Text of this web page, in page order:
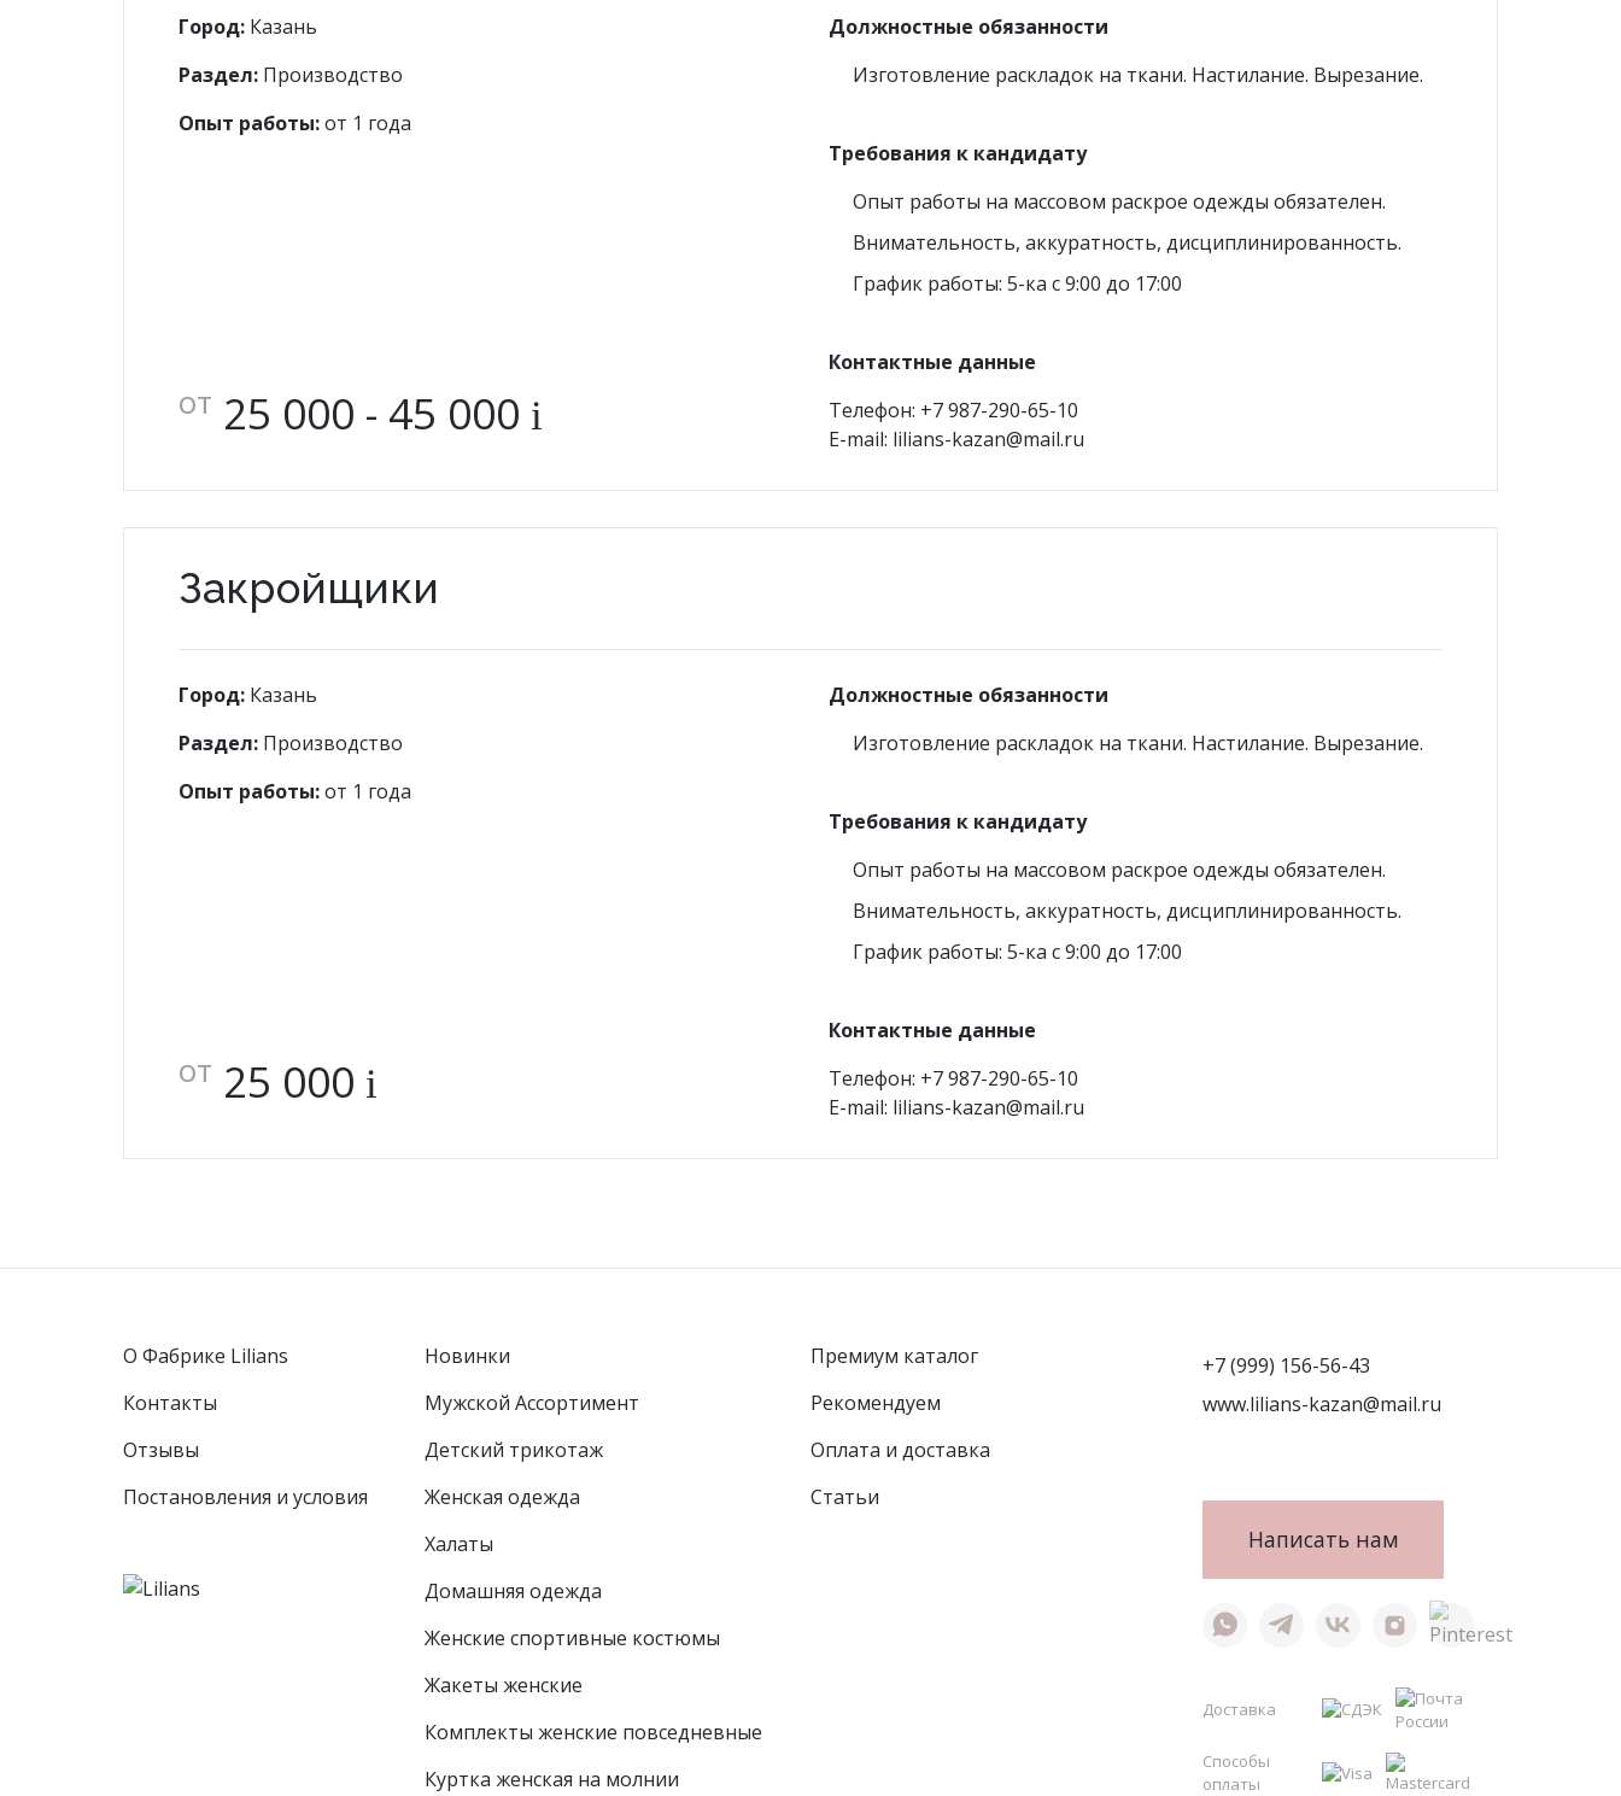
Город: Казань
Раздел: Производство
Опыт работы:от 1 года
от 25 000 - 45 000 i
Должностные обязанности
Изготовление раскладок на ткани. Настилание. Вырезание.
Требования к кандидату
Опыт работы на массовом раскрое одежды обязателен.
Внимательность, аккуратность, дисциплинированность.
График работы: 5-ка с 9:00 до 17:00
Контактные данные
Телефон: +7 987-290-65-10
E-mail: lilians-kazan@mail.ru
Закройщики
Город: Казань
Раздел: Производство
Опыт работы:от 1 года
от 25 000 i
Должностные обязанности
Изготовление раскладок на ткани. Настилание. Вырезание.
Требования к кандидату
Опыт работы на массовом раскрое одежды обязателен.
Внимательность, аккуратность, дисциплинированность.
График работы: 5-ка с 9:00 до 17:00
Контактные данные
Телефон: +7 987-290-65-10
E-mail: lilians-kazan@mail.ru
О Фабрике Lilians
Контакты
Отзывы
Постановления и условия
Новинки
Мужской Ассортимент
Детcкий трикотаж
Женская одежда
Халаты
Домашняя одежда
Женские спортивные костюмы
Жакеты женские
Комплекты женские повседневные
Куртка женская на молнии
Премиум каталог
Рекомендуем
Оплата и доставка
Статьи
+7 (999) 156-56-43
www.lilians-kazan@mail.ru
Написать нам
Доставка
Способы
оплаты